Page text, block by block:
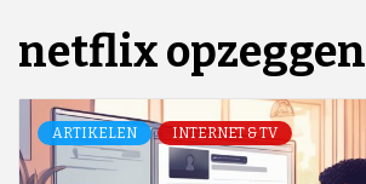
netflix opzeggen
ARTIKELEN INTERNET & TV